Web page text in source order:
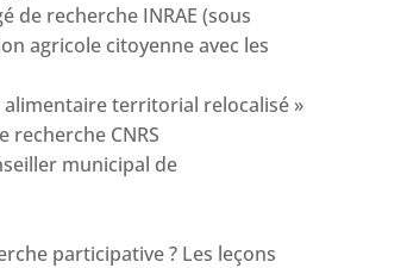
de recherche INRAE (sous
agricole citoyenne avec les
territorial relocalisé »
recherche CNRS
municipal de
participative ? Les leçons